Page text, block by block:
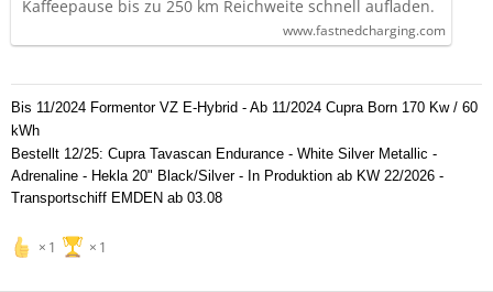
Kaffeepause bis zu 250 km Reichweite schnell aufladen.
www.fastnedcharging.com
Bis 11/2024 Formentor VZ E-Hybrid - Ab 11/2024 Cupra Born 170 Kw / 60
kWh
Bestellt 12/25: Cupra Tavascan Endurance - White Silver Metallic -
Adrenaline - Hekla 20" Black/Silver - In Produktion ab KW 22/2026 -
Transportschiff EMDEN ab 03.08
1 1